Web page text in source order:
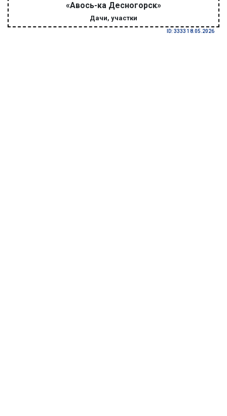
«Авось-ка Десногорск»
Дачи, участки
ID: 3333 18.05.2026